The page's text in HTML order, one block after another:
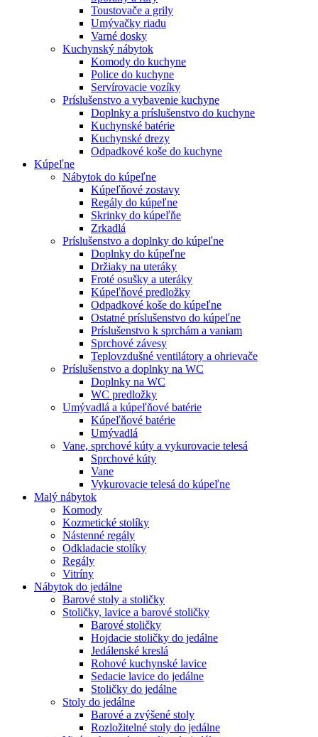
Toustovače a grily
Umývačky riadu
Varné dosky
Kuchynský nábytok
Komody do kuchyne
Police do kuchyne
Servírovacie vozíky
Príslušenstvo a vybavenie kuchyne
Doplnky a príslušenstvo do kuchyne
Kuchynské batérie
Kuchynské drezy
Odpadkové koše do kuchyne
Kúpeľne
Nábytok do kúpeľne
Kúpeľňové zostavy
Regály do kúpeľne
Skrinky do kúpeľňe
Zrkadlá
Príslušenstvo a doplnky do kúpeľne
Doplnky do kúpeľne
Držiaky na uteráky
Froté osušky a uteráky
Kúpeľňové predložky
Odpadkové koše do kúpeľne
Ostatné príslušenstvo do kúpeľne
Príslušenstvo k sprchám a vaniam
Sprchové závesy
Teplovzdušné ventilátory a ohrievače
Príslušenstvo a doplnky na WC
Doplnky na WC
WC predložky
Umývadlá a kúpeľňové batérie
Kúpeľňové batérie
Umývadlá
Vane, sprchové kúty a vykurovacie telesá
Sprchové kúty
Vane
Vykurovacie telesá do kúpeľne
Malý nábytok
Komody
Kozmetické stolíky
Nástenné regály
Odkladacie stolíky
Regály
Vitríny
Nábytok do jedálne
Barové stoly a stoličky
Stoličky, lavice a barové stoličky
Barové stoličky
Hojdacie stoličky do jedálne
Jedálenské kreslá
Rohové kuchynské lavice
Sedacie lavice do jedálne
Stoličky do jedálne
Stoly do jedálne
Barové a zvýšené stoly
Rozložitelné stoly do jedálne